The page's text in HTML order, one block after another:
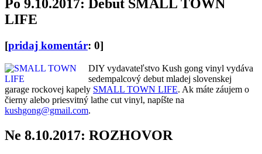
Po 9.10.2017: Debut SMALL TOWN
LIFE
[pridaj komentár: 0]
DIY vydavateľstvo Kush gong vinyl vydáva
sedempalcový debut mladej slovenskej
garage rockovej kapely SMALL TOWN LIFE. Ak máte záujem o
čierny alebo priesvitný lathe cut vinyl, napíšte na
kushgong@gmail.com.
Ne 8.10.2017: ROZHOVOR